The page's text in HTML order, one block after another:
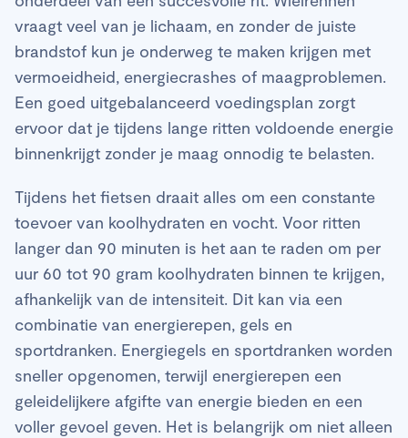
vraagt veel van je lichaam, en zonder de juiste
brandstof kun je onderweg te maken krijgen met
vermoeidheid, energiecrashes of maagproblemen.
Een goed uitgebalanceerd voedingsplan zorgt
ervoor dat je tijdens lange ritten voldoende energie
binnenkrijgt zonder je maag onnodig te belasten.
Tijdens het fietsen draait alles om een constante
toevoer van koolhydraten en vocht. Voor ritten
langer dan 90 minuten is het aan te raden om per
uur 60 tot 90 gram koolhydraten binnen te krijgen,
afhankelijk van de intensiteit. Dit kan via een
combinatie van energierepen, gels en
sportdranken. Energiegels en sportdranken worden
sneller opgenomen, terwijl energierepen een
geleidelijkere afgifte van energie bieden en een
voller gevoel geven. Het is belangrijk om niet alleen